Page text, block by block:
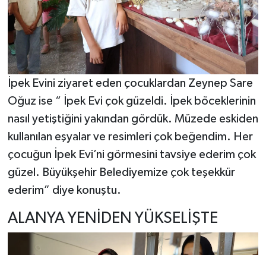
İpek Evini ziyaret eden çocuklardan Zeynep Sare
Oğuz ise “ İpek Evi çok güzeldi. İpek böceklerinin
nasıl yetiştiğini yakından gördük. Müzede eskiden
kullanılan eşyalar ve resimleri çok beğendim. Her
çocuğun İpek Evi’ni görmesini tavsiye ederim çok
güzel. Büyükşehir Belediyemize çok teşekkür
ederim” diye konuştu.
ALANYA YENİDEN YÜKSELİŞTE